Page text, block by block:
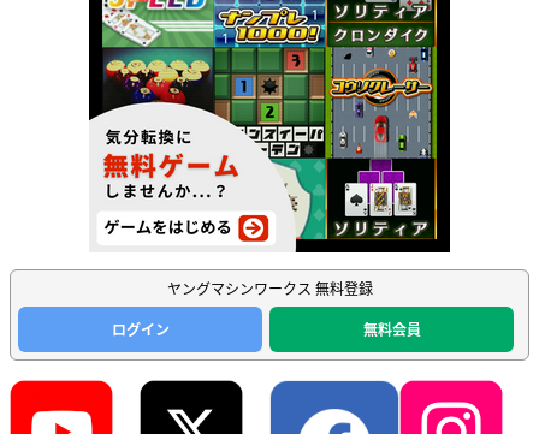
ヤングマシンワークス 無料登録
ログイン
無料会員